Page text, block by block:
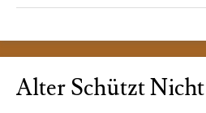
Alter Schützt